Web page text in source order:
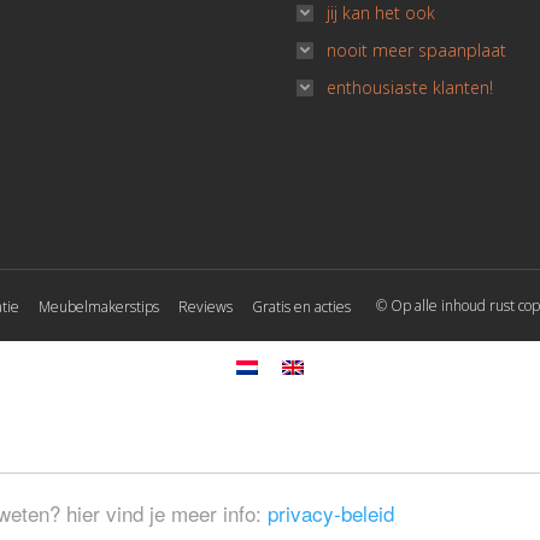
hier vind je meer info: privacy-beleid
jij kan het ook
nooit meer spaanplaat
enthousiaste klanten!
Meubelmakerstips Reviews Gratis en acties © Op alle inhoud rust